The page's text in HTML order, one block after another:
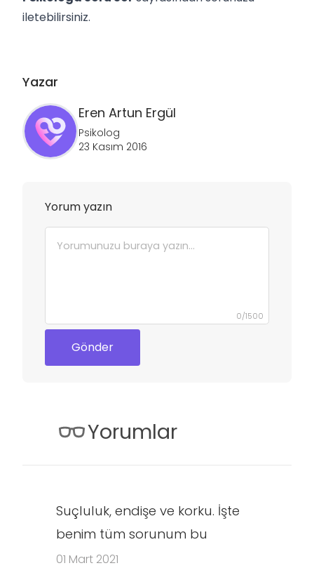
iletebilirsiniz.
Yazar
Eren Artun Ergül
Psikolog
23 Kasım 2016
Yorum yazın
0/1500
Gönder
Yorumlar
Suçluluk, endişe ve korku. İşte
benim tüm sorunum bu
01 Mart 2021